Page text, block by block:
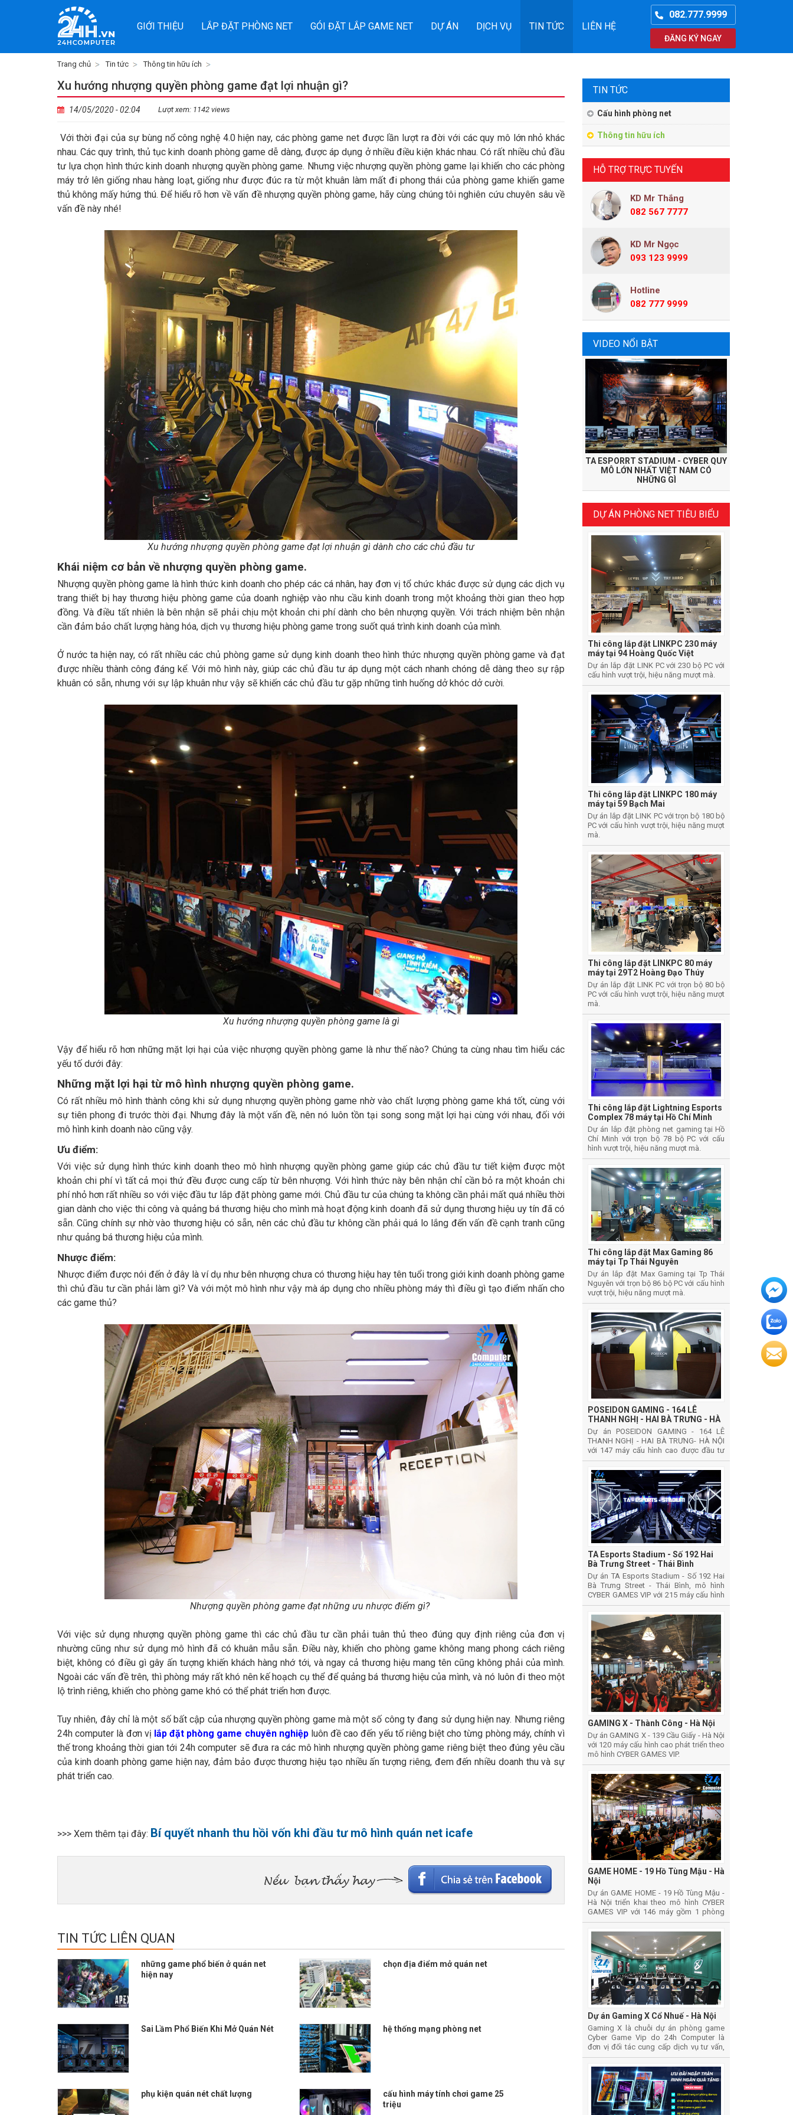
GIỚI THIỆU LẮP ĐẶT PHÒNG NET GÓI ĐẶT LẮP GAME NET DỰ ÁN DỊCH VỤ TIN TỨC LIÊN HỆ
082.777.9999
ĐĂNG KÝ NGAY
Trang chủ Tin tức Thông tin hữu ích
Xu hướng nhượng quyền phòng game đạt lợi nhuận gì?
14/05/2020 - 02:04 Lượt xem: 1142 views
Với thời đại của sự bùng nổ công nghệ 4.0 hiện nay, các phòng game net được lần lượt ra đời với các quy mô lớn nhỏ khác
nhau. Các quy trình, thủ tục kinh doanh phòng game dễ dàng, được áp dụng ở nhiều điều kiện khác nhau. Có rất nhiều chủ đầu
tư lựa chọn hình thức kinh doanh nhượng quyền phòng game. Nhưng việc nhượng quyền phòng game lại khiến cho các phòng
máy trở lên giống nhau hàng loạt, giống như được đúc ra từ một khuân làm mất đi phong thái của phòng game khiến game
thủ không mấy hứng thú. Để hiểu rõ hơn về vấn đề nhượng quyền phòng game, hãy cùng chúng tôi nghiên cứu chuyên sâu về
vấn đề này nhé!
Xu hướng nhượng quyền phòng game đạt lợi nhuận gì dành cho các chủ đầu tư
Khái niệm cơ bản về nhượng quyền phòng game.
Nhượng quyền phòng game là hình thức kinh doanh cho phép các cá nhân, hay đơn vị tổ chức khác được sử dụng các dịch vụ
trang thiết bị hay thương hiệu phòng game của doanh nghiệp vào nhu cầu kinh doanh trong một khoảng thời gian theo hợp
đồng. Và điều tất nhiên là bên nhận sẽ phải chịu một khoản chi phí dành cho bên nhượng quyền. Với trách nhiệm bên nhận
cần đảm bảo chất lượng hàng hóa, dịch vụ thương hiệu phòng game trong suốt quá trình kinh doanh của mình.
Ở nước ta hiện nay, có rất nhiều các chủ phòng game sử dụng kinh doanh theo hình thức nhượng quyền phòng game và đạt
được nhiều thành công đáng kể. Với mô hình này, giúp các chủ đầu tư áp dụng một cách nhanh chóng dễ dàng theo sự rập
khuân có sẵn, nhưng với sự lập khuân như vậy sẽ khiến các chủ đầu tư gặp những tình huống dở khóc dở cười.
Xu hướng nhượng quyền phòng game là gì
Vậy để hiểu rõ hơn những mặt lợi hại của việc nhượng quyền phòng game là như thế nào? Chúng ta cùng nhau tìm hiểu các
yếu tố dưới đây:
Những mặt lợi hại từ mô hình nhượng quyền phòng game.
Có rất nhiều mô hình thành công khi sử dụng nhượng quyền phòng game nhờ vào chất lượng phòng game khá tốt, cùng với
sự tiên phong đi trước thời đại. Nhưng đây là một vấn đề, nên nó luôn tồn tại song song mặt lợi hại cùng với nhau, đối với
mô hình kinh doanh nào cũng vậy.
Ưu điểm:
Với việc sử dụng hình thức kinh doanh theo mô hình nhượng quyền phòng game giúp các chủ đầu tư tiết kiệm được một
khoản chi phí vì tất cả mọi thứ đều được cung cấp từ bên nhượng. Với hình thức này bên nhận chỉ cần bỏ ra một khoản chi
phí nhỏ hơn rất nhiều so với việc đầu tư lắp đặt phòng game mới. Chủ đầu tư của chúng ta không cần phải mất quá nhiều thời
gian dành cho việc thi công và quảng bá thương hiệu cho mình mà hoạt động kinh doanh đã sử dụng thương hiệu uy tín đã có
sẵn. Cũng chính sự nhờ vào thương hiệu có sẵn, nên các chủ đầu tư không cần phải quá lo lắng đến vấn đề cạnh tranh cũng
như quảng bá thương hiệu của mình.
Nhược điểm:
Nhược điểm được nói đến ở đây là ví dụ như bên nhượng chưa có thương hiệu hay tên tuổi trong giới kinh doanh phòng game
thì chủ đầu tư cần phải làm gì? Và với một mô hình như vậy mà áp dụng cho nhiều phòng máy thì điều gì tạo điểm nhấn cho
các game thủ?
Nhượng quyền phòng game đạt những ưu nhược điểm gì?
Với việc sử dụng nhượng quyền phòng game thì các chủ đầu tư cần phải tuân thủ theo đúng quy định riêng của đơn vị
nhường cũng như sử dụng mô hình đã có khuân mẫu sẵn. Điều này, khiến cho phòng game không mang phong cách riêng
biệt, không có điều gì gây ấn tượng khiến khách hàng nhớ tới, và ngay cả thương hiệu mang tên cũng không phải của mình.
Ngoài các vấn đề trên, thì phòng máy rất khó nên kế hoạch cụ thể để quảng bá thương hiệu của mình, và nó luôn đi theo một
lộ trình riêng, khiến cho phòng game khó có thể phát triển hơn được.
Tuy nhiên, đây chỉ là một số bất cập của nhượng quyền phòng game mà một số công ty đang sử dụng hiện nay. Nhưng riêng
24h computer là đơn vị lắp đặt phòng game chuyên nghiệpluôn đề cao đến yếu tố riêng biệt cho từng phòng máy, chính vì
thế trong khoảng thời gian tới 24h computer sẽ đưa ra các mô hình nhượng quyền phòng game riêng biệt theo đúng yêu cầu
của kinh doanh phòng game hiện nay, đảm bảo được thương hiệu tạo nhiều ấn tượng riêng, đem đến nhiều doanh thu và sự
phát triển cao.
>>> Xem thêm tại đây: Bí quyết nhanh thu hồi vốn khi đầu tư mô hình quán net icafe
TIN TỨC LIÊN QUAN
những game phổ biến ở quán net
hiện nay
chọn địa điểm mở quán net
Sai Lầm Phổ Biến Khi Mở Quán Nét hệ thống mạng phòng net
phụ kiện quán nét chất lượng
cấu hình máy tính chơi game 25
triệu
TIN TỨC
Cấu hình phòng net
Thông tin hữu ích
HỖ TRỢ TRỰC TUYẾN
KD Mr Thắng
082 567 7777
KD Mr Ngọc
093 123 9999
Hotline
082 777 9999
VIDEO NỔI BẬT
TA ESPORRT STADIUM - CYBER QUY
MÔ LỚN NHẤT VIỆT NAM CÓ
NHỮNG GÌ
DỰ ÁN PHÒNG NET TIÊU BIỂU
Thi công lắp đặt LINKPC 230 máy
máy tại 94 Hoàng Quốc Việt
Dự án lắp đặt LINK PC với 230 bộ PC với
cấu hình vượt trội, hiệu năng mượt mà.
Thi công lắp đặt LINKPC 180 máy
máy tại 59 Bạch Mai
Dự án lắp đặt LINK PC với trọn bộ 180 bộ
PC với cấu hình vượt trội, hiệu năng mượt
mà.
Thi công lắp đặt LINKPC 80 máy
máy tại 29T2 Hoàng Đạo Thúy
Dự án lắp đặt LINK PC với trọn bộ 80 bộ
PC với cấu hình vượt trội, hiệu năng mượt
mà.
Thi công lắp đặt Lightning Esports
Complex 78 máy tại Hồ Chí Minh
Dự án lắp đặt phòng net gaming tại Hồ
Chí Minh với trọn bộ 78 bộ PC với cấu
hình vượt trội, hiệu năng mượt mà.
Thi công lắp đặt Max Gaming 86
máy tại Tp Thái Nguyên
Dự án lắp đặt Max Gaming tại Tp Thái
Nguyên với trọn bộ 86 bộ PC với cấu hình
vượt trội, hiệu năng mượt mà.
POSEIDON GAMING - 164 LÊ
THANH NGHỊ - HAI BÀ TRƯNG - HÀ
NỘI
Dự án POSEIDON GAMING - 164 LÊ
THANH NGHỊ - HAI BÀ TRƯNG- HÀ NỘI
với 147 máy cấu hình cao được đầu tư
phát triển theo mô hình phát triển CYBER
GAMES VIP
TA Esports Stadium - Số 192 Hai
Bà Trưng Street - Thái Bình
Dự án TA Esports Stadium - Số 192 Hai
Bà Trưng Street - Thái Bình, mô hình
CYBER GAMES VIP với 215 máy cấu hình
cao
GAMING X - Thành Công - Hà Nội
Dự án GAMING X - 139 Cầu Giấy - Hà Nội
với 120 máy cấu hình cao phát triển theo
mô hình CYBER GAMES VIP.
GAME HOME - 19 Hồ Tùng Mậu - Hà
Nội
Dự án GAME HOME - 19 Hồ Tùng Mậu -
Hà Nội triển khai theo mô hình CYBER
GAMES VIP với 146 máy gồm 1 phòng
thường, 1 phòng vip và 1 phòng thi đấu
Dự án Gaming X Cổ Nhuế - Hà Nội
Gaming X là chuỗi dự án phòng game
Cyber Game Vip do 24h Computer là
đơn vị đối tác cung cấp dịch vụ tư vấn,
thiết kế, thi công lắp đặt và cung cấp vật
tư thiết bị phòng Game